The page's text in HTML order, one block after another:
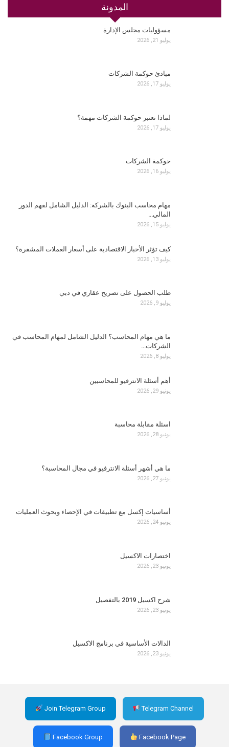
المدونة
مسؤوليات مجلس الإدارة
يوليو 21, 2026
مبادئ حوكمة الشركات
يوليو 17, 2026
لماذا تعتبر حوكمة الشركات مهمة؟
يوليو 17, 2026
حوكمة الشركات
يوليو 16, 2026
مهام محاسب البنوك بالشركة: الدليل الشامل لفهم الدور
المالي…
يوليو 15, 2026
كيف تؤثر الأخبار الاقتصادية على أسعار العملات المشفرة؟
يوليو 13, 2026
طلب الحصول على تصريح عقاري في دبي
يوليو 9, 2026
ما هي مهام المحاسب؟ الدليل الشامل لمهام المحاسب في
الشركات…
يوليو 8, 2026
أهم أسئلة الانترفيو للمحاسبين
يونيو 29, 2026
اسئلة مقابلة محاسبة
يونيو 28, 2026
ما هي أشهر أسئلة الانترفيو في مجال المحاسبة؟
يونيو 27, 2026
أساسيات إكسل مع تطبيقات في الإحصاء وبحوث العمليات
يونيو 24, 2026
اختصارات الاكسيل
يونيو 23, 2026
شرح اكسيل 2019 بالتفصيل
يونيو 23, 2026
الدالات الأساسية في برنامج الاكسيل
يونيو 23, 2026
Join Telegram Group Telegram Channel
Facebook Group Facebook Page